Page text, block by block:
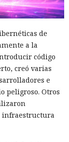
de
a la
código
creó varias
e
peligroso. Otros
infraestructura